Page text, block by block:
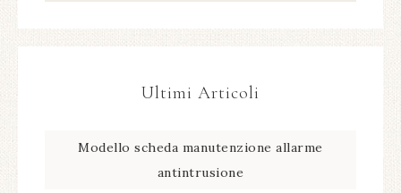
Ultimi Articoli
Modello scheda manutenzione allarme
antintrusione​